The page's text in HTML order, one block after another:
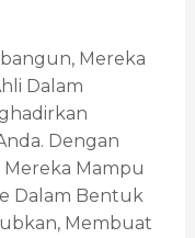
Mereka
Dalam
Dengan
Mampu
Dalam Bentuk
Membuat